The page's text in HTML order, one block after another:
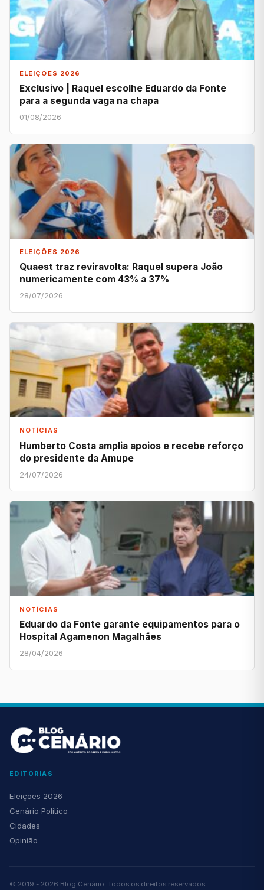
ELEIÇÕES 2026
Exclusivo | Raquel escolhe Eduardo da Fonte
para a segunda vaga na chapa
01/08/2026
ELEIÇÕES 2026
Quaest traz reviravolta: Raquel supera João
numericamente com 43% a 37%
28/07/2026
NOTÍCIAS
Humberto Costa amplia apoios e recebe reforço
do presidente da Amupe
24/07/2026
NOTÍCIAS
Eduardo da Fonte garante equipamentos para o
Hospital Agamenon Magalhães
28/04/2026
EDITORIAS
Eleições 2026
Cenário Político
Cidades
Opinião
© 2019 - 2026 Blog Cenário. Todos os direitos reservados.